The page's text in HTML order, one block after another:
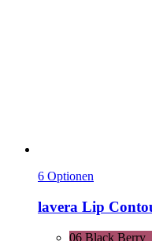
6 Optionen
lavera Lip
06 Black Berry